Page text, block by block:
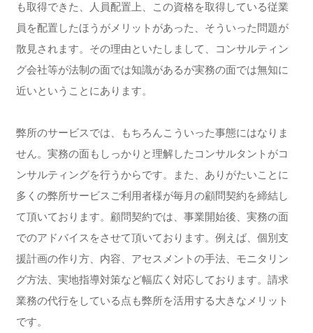
も取得できた、人員配置上、この資格を取得している従業
員を配置したほうがメリットがあった、そういった問題が
散見されます。その理由といたしまして、コンサルティン
グ会社等が法制の面では知識があるが実務の面では無知に
近いということにあります。
弊所のサービスでは、もちろんこういった事態にはなりま
せん。実務の面もしっかりと理解したコンサルタントがコ
ンサルティングを行うからです。また、ありがたいことに
多くの弊所サービスご利用者様が毎月の顧問契約を締結し
て頂いております。顧問契約では、事業開始後、実務の面
でのアドバイスをさせて頂いております。例えば、個別支
援計画の作り方、内容、アセスメントの手法、モニタリン
グ方法、実地指導対策など幅広く対応しております。請求
業務の代行をしている点も弊所を活用する大きなメリット
です。